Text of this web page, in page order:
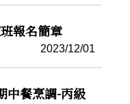
報名簡章
2023/12/01
中餐烹調-丙級